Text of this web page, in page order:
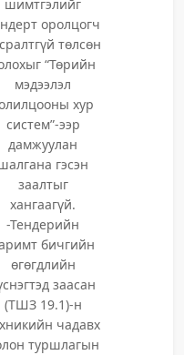
шимтгэлийг
оролцогч
төлсөн
“Төрийн
мэдээлэл
хур
систем”-ээр
дамжуулан
гэсэн
заалтыг
хангаагүй.
-Тендерийн
бичгийн
өгөгдлийн
заасан
(ТШЗ 19.1)-н
чадавх
туршлагын